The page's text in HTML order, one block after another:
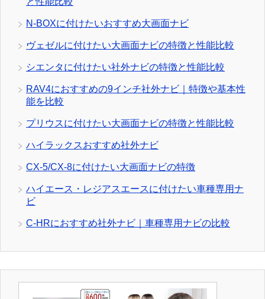
N-BOXに付けたいおすすめ大画面ナビ
ヴェゼルに付けたい大画面ナビの特徴と性能比較
シエンタに付けたい社外ナビの特徴と性能比較
RAV4におすすめの9インチ社外ナビ｜特徴や基本性
能を比較
プリウスに付けたい大画面ナビの特徴と性能比較
ハイラックスおすすめ社外ナビ
CX-5/CX-8に付けたい大画面ナビの特徴
ハイエース・レジアスエースに付けたい車種専用ナ
ビ
C-HRにおすすめ社外ナビ｜車種専用ナビの比較